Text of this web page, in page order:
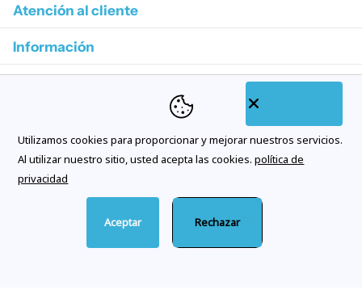
Atención al cliente
Información
Suscríbase a nuestros correos electrónicos
©2026Citywatches.es
Utilizamos cookies para proporcionar y mejorar nuestros servicios.
Al utilizar nuestro sitio, usted acepta las cookies. política de
privacidad
Aceptar Rechazar